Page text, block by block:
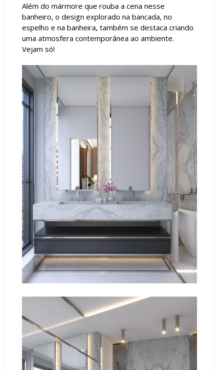
Além do mármore que rouba a cena nesse
banheiro, o design explorado na bancada, no
espelho e na banheira, também se destaca criando
uma atmosfera contemporânea ao ambiente.
Vejam só!